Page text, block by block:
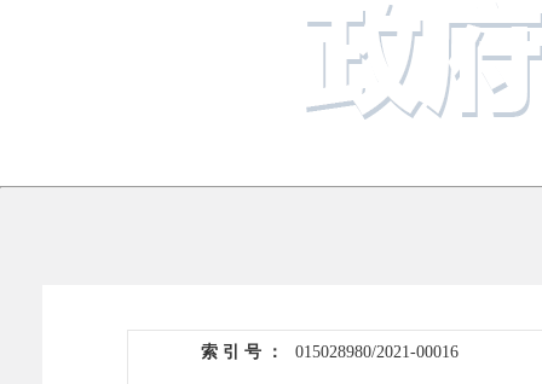
索 引 号 ： 015028980/2021-00016